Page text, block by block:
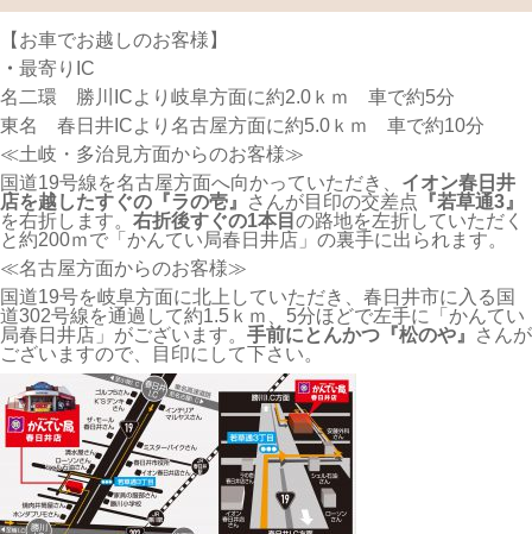
【お車でお越しのお客様】
・ 最寄りIC
名二環 勝川ICより岐阜方面に約2.0ｋｍ 車で約5分
東名 春日井ICより名古屋方面に約5.0ｋｍ 車で約10分
≪土岐・多治見方面からのお客様≫
国道19号線を名古屋方面へ向かっていただき、 イオン春日井
店を越したすぐの『ラの壱』
さんが目印の交差点 『若草通3』
を右折します。 右折後すぐの1本目 の路地を左折していただく
と約200ｍで「かんてい局春日井店」の裏手に出られます。
≪名古屋方面からのお客様≫
国道19号を岐阜方面に北上していただき、春日井市に入る国
道302号線を通過して約1.5ｋｍ、5分ほどで左手に「かんてい
局春日井店」がございます。 手前にとんかつ『松のや』
さんが
ございますので、目印にして下さい。